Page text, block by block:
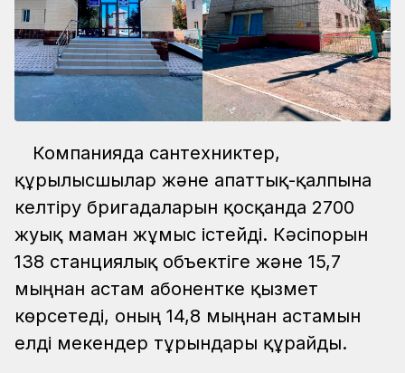
Компанияда сантехниктер,
құрылысшылар және апаттық-қалпына
келтіру бригадаларын қосқанда 2700
жуық маман жұмыс істейді. Кәсіпорын
138 станциялық объектіге және 15,7
мыңнан астам абонентке қызмет
көрсетеді, оның 14,8 мыңнан астамын
елді мекендер тұрғындары құрайды.